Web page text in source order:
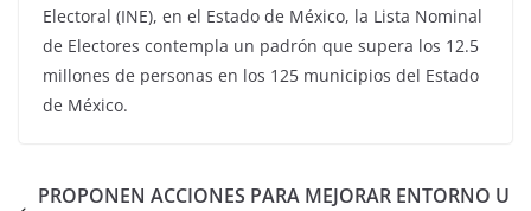
Electoral (INE), en el Estado de México, la Lista Nominal
de Electores contempla un padrón que supera los 12.5
millones de personas en los 125 municipios del Estado
de México.
PROPONEN ACCIONES PARA MEJORAR ENTORNO U